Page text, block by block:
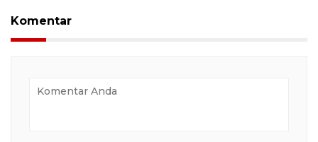
Komentar